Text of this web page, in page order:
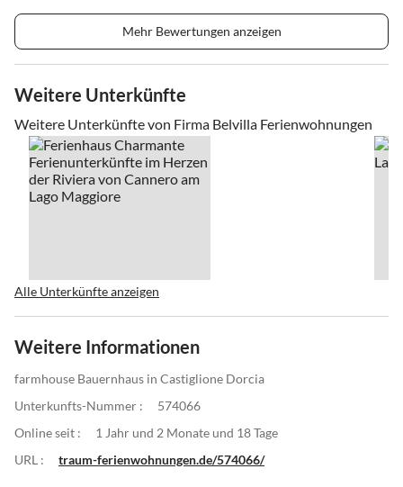
Mehr Bewertungen anzeigen
Weitere Unterkünfte
Weitere Unterkünfte von Firma Belvilla Ferienwohnungen
Alle Unterkünfte anzeigen
Weitere Informationen
farmhouse Bauernhaus in Castiglione Dorcia
Unterkunfts-Nummer :
574066
Online seit :
1 Jahr und 2 Monate und 18 Tage
URL :
traum-ferienwohnungen.de/574066/